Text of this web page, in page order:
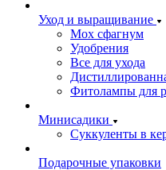
Уход и выращивание
Мох сфагнум
Удобрения
Все для ухода
Фитолампы для
Минисадики
Суккуленты в
Подарочные упаковки